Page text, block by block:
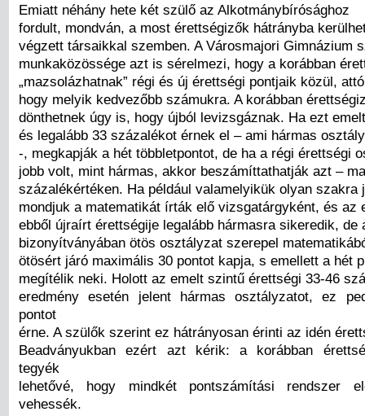
Emiatt néhány hete két szülő az Alkotmánybírósághoz
fordult, mondván, a most érettségizők hátrányba
végzett társaikkal szemben. A Városmajori Gimnázium
munkaközössége azt is sérelmezi, hogy a korábban
„mazsolázhatnak” régi és új érettségi pontjaik közül,
hogy melyik kedvezőbb számukra. A korábban
dönthetnek úgy is, hogy újból levizsgáznak. Ha ezt
és legalább 33 százalékot érnek el – ami hármas
-, megkapják a hét többletpontot, de ha a régi érettségi
jobb volt, mint hármas, akkor beszámíttathatják azt –
százalékértéken. Ha például valamelyikük olyan szakra
mondjuk a matematikát írták elő vizsgatárgyként, és az
ebből újraírt érettségije legalább hármasra sikeredik, de
bizonyítványában ötös osztályzat szerepel
ötösért járó maximális 30 pontot kapja, s emellett a hét
megítélik neki. Holott az emelt szintű érettségi 33-46
eredmény esetén jelent hármas osztályzatot, ez
pontot
érne. A szülők szerint ez hátrányosan érinti az idén
Beadványukban ezért azt kérik: a korábban
tegyék
lehetővé, hogy mindkét pontszámítási rendszer
vehessék.